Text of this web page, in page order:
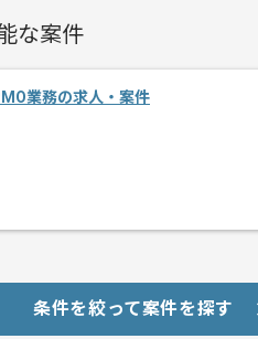
な案件
業務の求人・案件
条件を絞って案件を探す